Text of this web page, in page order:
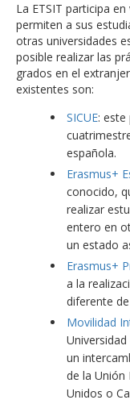
La ETSIT participa
permiten a sus
otras universidades
posible realizar las
grados en el
existentes son:
SICUE:
española.
Erasmus+
conocido,
realizar
entero en
un estado
Erasmus+
a la
diferente
Movilidad
un
de la Unión
Unidos o